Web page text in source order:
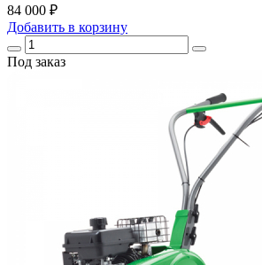
84 000 ₽
Добавить в корзину
Под заказ